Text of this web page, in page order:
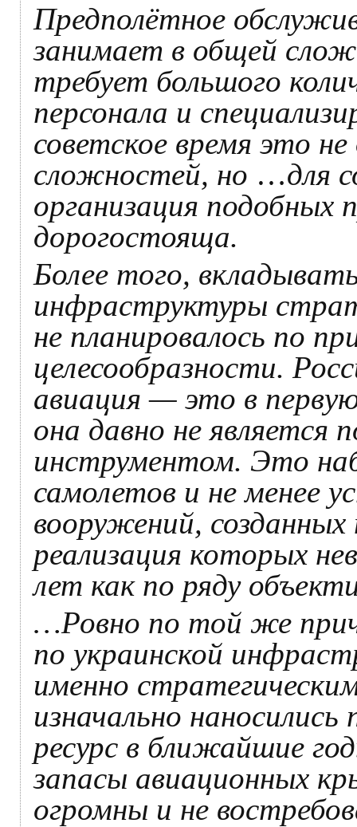
Предполётное
занимает в общей
требует большого
персонала и
советское время это
сложностей, но …для
организация подобных
дорогостояща.
Более того,
инфраструктуры
не планировалось по
целесообразности.
авиация — это в
она давно не является
инструментом. Это
самолетов и не менее
вооружений,
реализация которых
лет как по ряду
…Ровно по той же
по украинской
именно
изначально
ресурс в ближайшие
запасы авиационных
огромны и не